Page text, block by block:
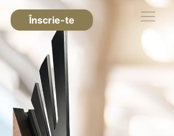
Înscrie-te